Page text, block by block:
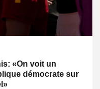
«On voit un
démocrate sur